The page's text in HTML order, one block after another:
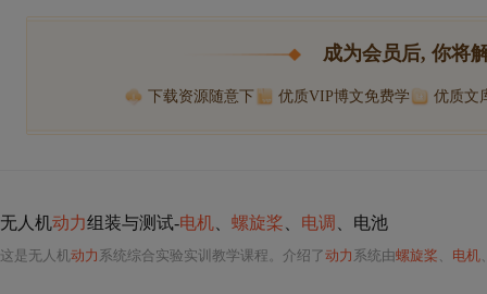
成为会员后, 你将
下载资源随意下 优质VIP博文免费学 优质文
无人机动力组装与测试-电机 螺旋桨 电调 、电池
这是无人机动力 系统综合实验实训教学课程。介绍了动力 系统由螺旋桨 、 电机